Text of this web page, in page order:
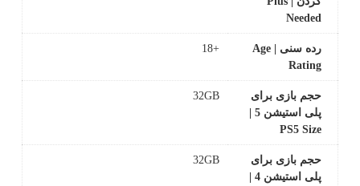
Needed
رده سنی | Age
Rating
+18
حجم بازی برای
پلی استیشن 5 |
PS5 Size
32GB
حجم بازی برای
پلی استیشن 4 |
32GB